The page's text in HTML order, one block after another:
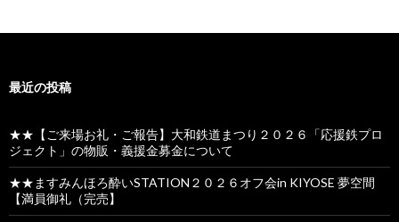
最近の投稿
★★【ご来場お礼・ご報告】大和鉄道まつり２０２６「応援鉄プロ
ジェクト」の物販・義援金募金について
★★ますみんほろ酔いSTATION２０２６オフ会in KIYOSE 夢空間
【満員御礼（完売】